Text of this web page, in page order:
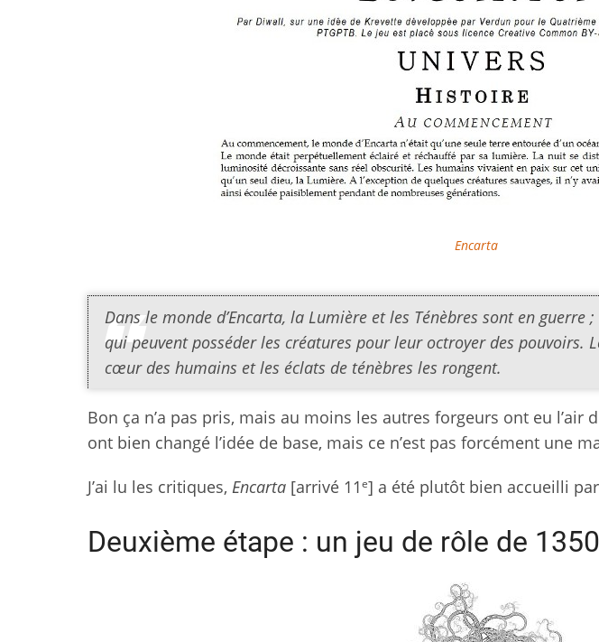
Encarta
Dans le monde d’Encarta, la Lumière et les Ténèbres sont en guerre
qui peuvent posséder les créatures pour leur octroyer des pouvoirs.
cœur des humains et les éclats de ténèbres les rongent.
Bon ça n’a pas pris, mais au moins les autres forgeurs ont eu l’air
ont bien changé l’idée de base, mais ce n’est pas forcément une
J’ai lu les critiques, Encarta [arrivé 11e] a été plutôt bien accueilli
Deuxième étape : un jeu de rôle de